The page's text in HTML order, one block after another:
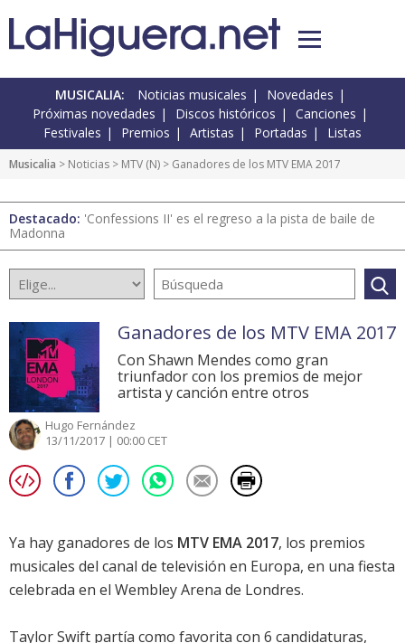
MUSICALIA: Noticias musicales
Novedades
Próximas novedades
Discos históricos
Canciones
Festivales
Premios Artistas Portadas Listas
Musicalia > Noticias > MTV (N) > Ganadores de los MTV EMA 2017
Destacado: 'Confessions II' es el regreso a la pista de baile de
Madonna
Ganadores de los MTV EMA 2017
Con Shawn Mendes como gran
triunfador con los premios de mejor
artista y canción entre otros
Hugo Fernández
13/11/2017 | 00:00 CET
Ya hay ganadores de los MTV EMA 2017, los premios
musicales del canal de televisión en Europa, en una fiesta
celebrada en el Wembley Arena de Londres.
Taylor Swift partía como favorita con 6 candidaturas,